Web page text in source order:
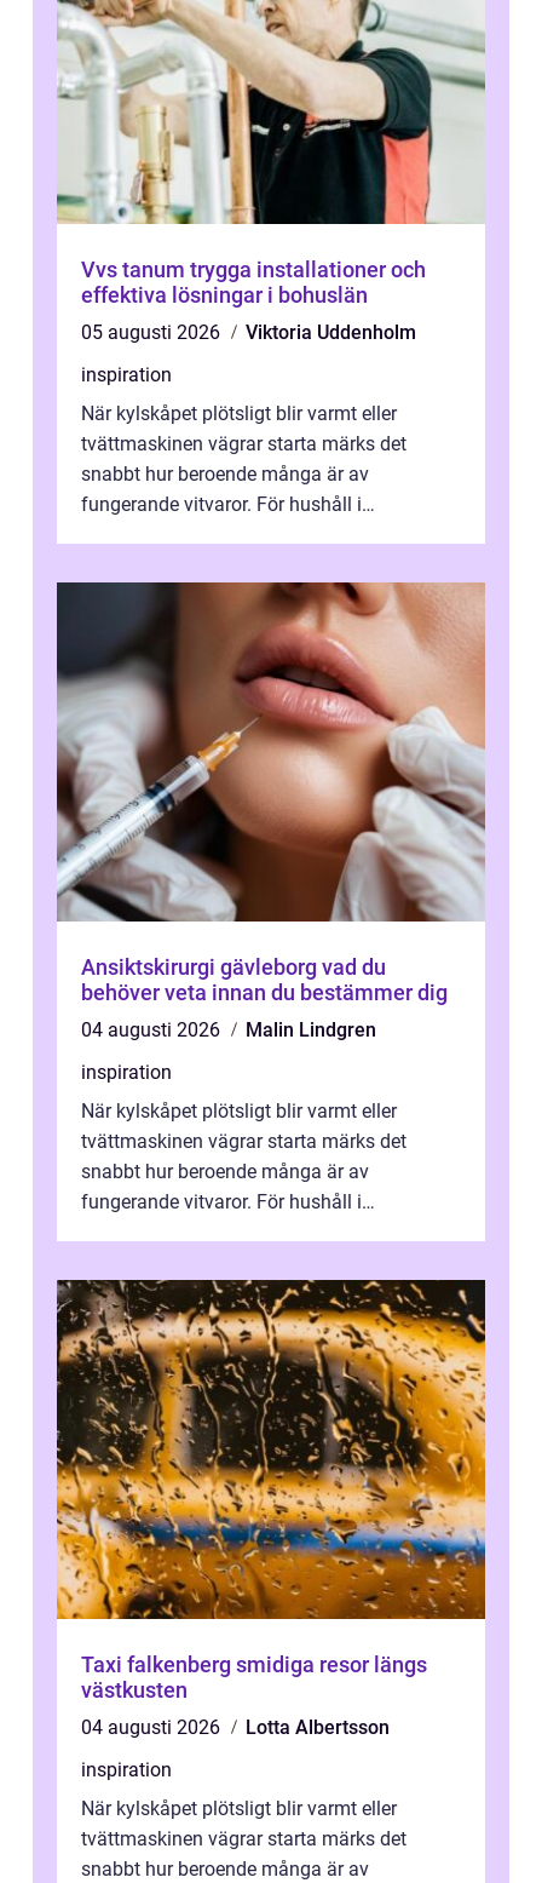
Vvs tanum trygga installationer och
effektiva lösningar i bohuslän
05 augusti 2026
Viktoria Uddenholm
inspiration
När kylskåpet plötsligt blir varmt eller
tvättmaskinen vägrar starta märks det
snabbt hur beroende många är av
fungerande vitvaror. För hushåll i
Ansiktskirurgi gävleborg vad du
behöver veta innan du bestämmer dig
04 augusti 2026
Malin Lindgren
inspiration
När kylskåpet plötsligt blir varmt eller
tvättmaskinen vägrar starta märks det
snabbt hur beroende många är av
fungerande vitvaror. För hushåll i
Taxi falkenberg smidiga resor längs
västkusten
04 augusti 2026
Lotta Albertsson
inspiration
När kylskåpet plötsligt blir varmt eller
tvättmaskinen vägrar starta märks det
snabbt hur beroende många är av